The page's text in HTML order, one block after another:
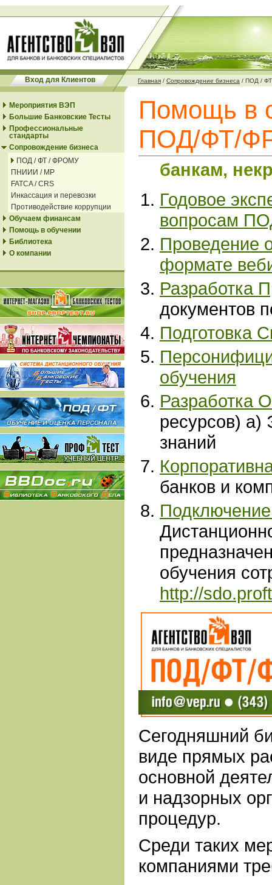
Вход для Клиентов Главная / Сопровождение бизнеса / ПОД /
Мероприятия ВЭП
Большие Банковские Тесты
Профессиональные
стандарты
Сопровождение бизнеса
ПОД / ФТ / ФРОМУ
ПНИИИ / МР
FATCA / CRS
Инкассация и перевозки
Противодействие коррупции
Обучаем финансам
Помощь в обучении
Библиотека
О компании
Помощь в
ПОД/ФТ/
банкам,
Годовое
вопросам
Проведение
формате
Разработка
документов
Подготовка
обучения
Разработка
ресурсов) а)
знаний
банков и
обучения
http://
Сегодняшний
виде прямых
основной
и надзорных
процедур.
Среди таких
компаниями